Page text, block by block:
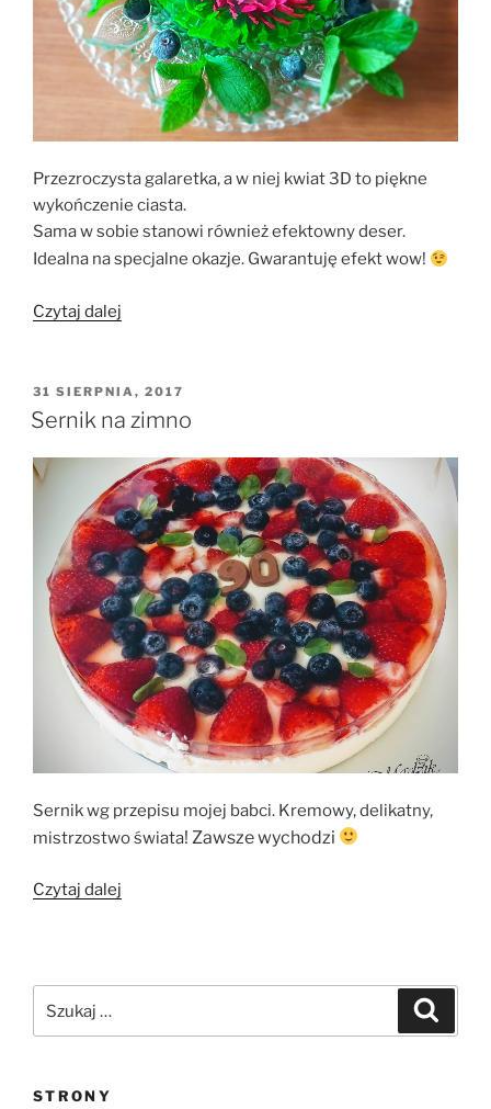
Przezroczysta galaretka, a w niej kwiat 3D to piękne
wykończenie ciasta.
Sama w sobie stanowi również efektowny deser.
Idealna na specjalne okazje. Gwarantuję efekt wow!
Czytaj dalej
OPUBLIKOWANE
W
31 SIERPNIA, 2017
Sernik na zimno
Sernik wg przepisu mojej babci. Kremowy, delikatny,
mistrzostwo świata! Zawsze wychodzi
Czytaj dalej
STRONY